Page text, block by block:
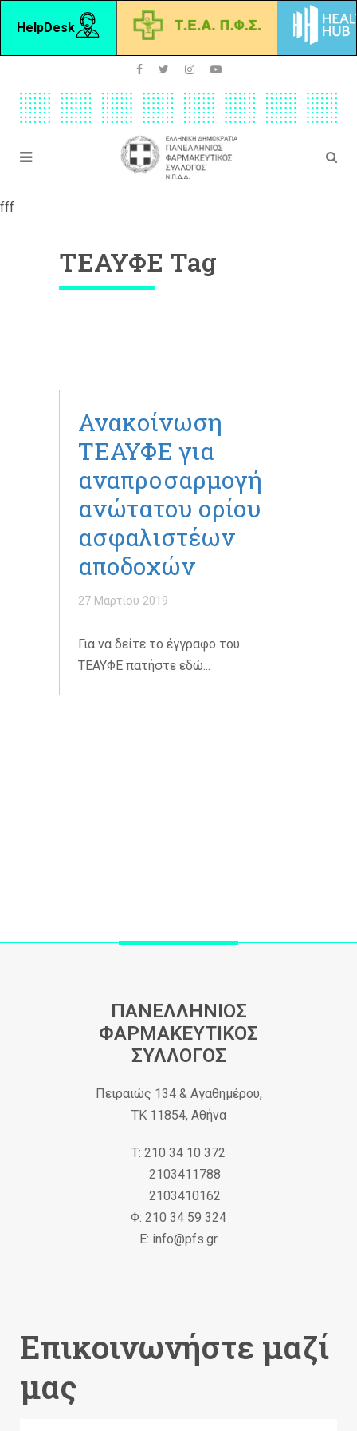
HelpDesk
fff
ΤΕΑΥΦΕ Tag
Ανακοίνωση
ΤΕΑΥΦΕ για
αναπροσαρμογή
ανώτατου ορίου
ασφαλιστέων
αποδοχών
27 Μαρτίου 2019
Για να δείτε το έγγραφο του
ΤΕΑΥΦΕ πατήστε εδώ...
ΠΑΝΕΛΛΗΝΙΟΣ
ΦΑΡΜΑΚΕΥΤΙΚΟΣ
ΣΥΛΛΟΓΟΣ
Πειραιώς 134 & Αγαθημέρου,
ΤΚ 11854, Αθήνα
Τ: 210 34 10 372
2103411788
2103410162
Φ: 210 34 59 324
Ε: info@pfs.gr
Επικοινωνήστε μαζί
μας